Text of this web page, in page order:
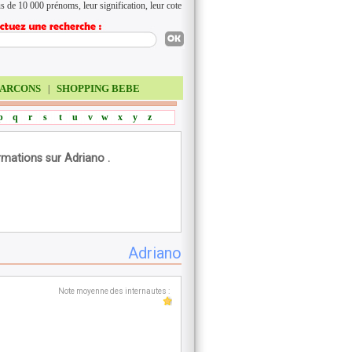
de 10 000 prénoms, leur signification, leur cote
SHOPPING BEBE
q r s t u v w x y z
sur Adriano .
Adriano
Note moyenne des internautes :